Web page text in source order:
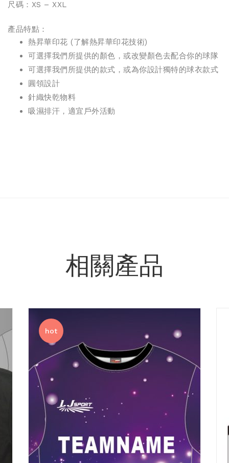
尺碼：XS – XXL
產品特點：
熱昇華印花 (了解熱昇華印花技術)
可選擇我們所提供的顏色，或改變顏色去配合你的球隊
可選擇我們所提供的款式，或為你設計獨特的球衣款式
圓領設計
針織快乾物料
吸濕排汗，適宜戶外活動
相關產品
hot